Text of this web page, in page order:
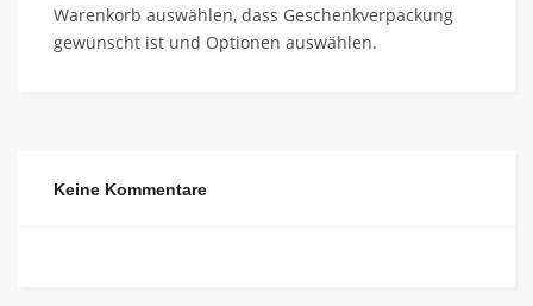
Warenkorb auswählen, dass Geschenkverpackung
gewünscht ist und Optionen auswählen.
Keine Kommentare